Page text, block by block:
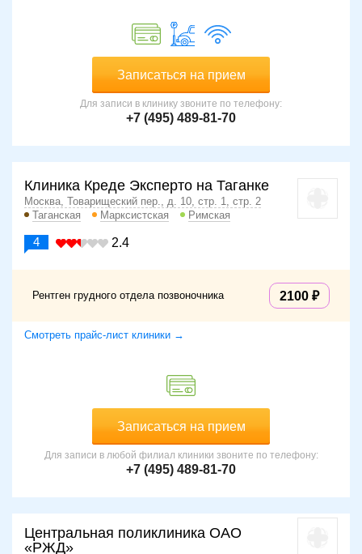
Записаться на прием
Для записи в клинику звоните по телефону:
+7 (495) 489-81-70
Клиника Креде Эксперто на Таганке
Москва, Товарищеский пер., д. 10, стр. 1, стр. 2
Таганская
Марксистская Римская
4 2.4
Рентген грудного отдела позвоночника 2100
Смотреть прайс-лист клиники →
Записаться на прием
Для записи в любой филиал клиники звоните по телефону:
+7 (495) 489-81-70
Центральная поликлиника ОАО
«РЖД»